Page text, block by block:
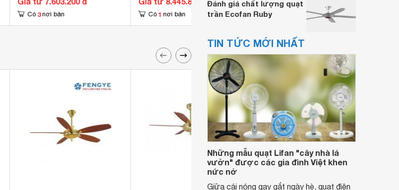
Có 3 nơi bán Có 1 nơi bán Có
Đánh giá chất lượng quạt
trần Ecofan Ruby
TIN TỨC MỚI NHẤT
Những mẫu quạt Lifan "cây nhà lá
vườn" được các gia đình Việt khen
nức nở
Giữa cái nóng gay gắt ngày hè, quạt điện